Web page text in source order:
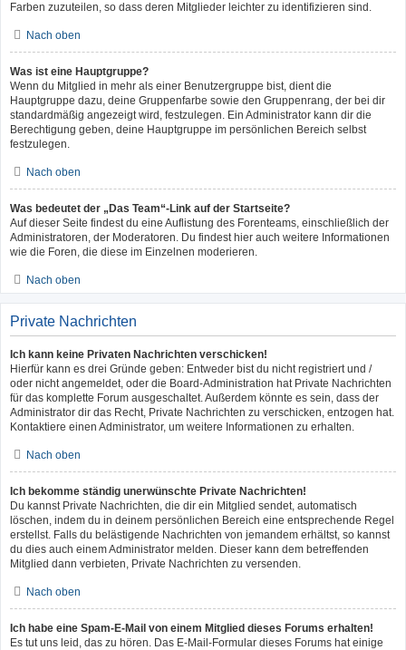
Farben zuzuteilen, so dass deren Mitglieder leichter zu identifizieren sind.
Nach oben
Was ist eine Hauptgruppe?
Wenn du Mitglied in mehr als einer Benutzergruppe bist, dient die
Hauptgruppe dazu, deine Gruppenfarbe sowie den Gruppenrang, der bei dir
standardmäßig angezeigt wird, festzulegen. Ein Administrator kann dir die
Berechtigung geben, deine Hauptgruppe im persönlichen Bereich selbst
festzulegen.
Nach oben
Was bedeutet der „Das Team“-Link auf der Startseite?
Auf dieser Seite findest du eine Auflistung des Forenteams, einschließlich der
Administratoren, der Moderatoren. Du findest hier auch weitere Informationen
wie die Foren, die diese im Einzelnen moderieren.
Nach oben
Private Nachrichten
Ich kann keine Privaten Nachrichten verschicken!
Hierfür kann es drei Gründe geben: Entweder bist du nicht registriert und /
oder nicht angemeldet, oder die Board-Administration hat Private Nachrichten
für das komplette Forum ausgeschaltet. Außerdem könnte es sein, dass der
Administrator dir das Recht, Private Nachrichten zu verschicken, entzogen hat.
Kontaktiere einen Administrator, um weitere Informationen zu erhalten.
Nach oben
Ich bekomme ständig unerwünschte Private Nachrichten!
Du kannst Private Nachrichten, die dir ein Mitglied sendet, automatisch
löschen, indem du in deinem persönlichen Bereich eine entsprechende Regel
erstellst. Falls du belästigende Nachrichten von jemandem erhältst, so kannst
du dies auch einem Administrator melden. Dieser kann dem betreffenden
Mitglied dann verbieten, Private Nachrichten zu versenden.
Nach oben
Ich habe eine Spam-E-Mail von einem Mitglied dieses Forums erhalten!
Es tut uns leid, das zu hören. Das E-Mail-Formular dieses Forums hat einige